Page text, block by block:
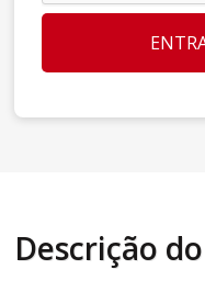
Descrição